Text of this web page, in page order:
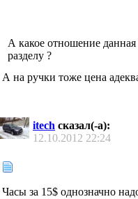
А какое отношение
разделу ?
А на ручки тоже цена
itech сказал(-а):
12.10.2012 22:24
Часы за 15$ однозначно